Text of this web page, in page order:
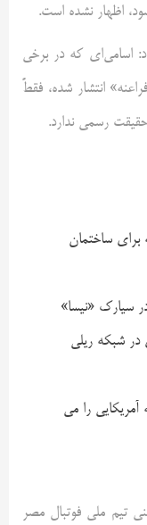
اسامی‌ای که در برخی
انتشار شده، فقطً
رسمی ندارد.
برای ساختمان
سیارک «نیسا»
در شبکه ریلی
را می
تیم ملی فوتبال مصر